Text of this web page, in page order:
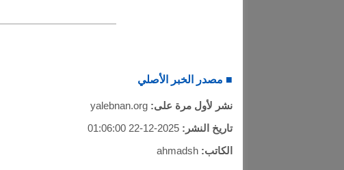
■ مصدر الخبر الأصلي
نشر لأول مرة على: yalebnan.org
تاريخ النشر: 2025-12-22 01:06:00
الكاتب: ahmadsh